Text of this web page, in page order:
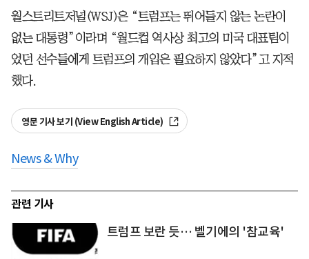
월스트리트저널(WSJ)은 “트럼프는 뛰어들지 않는 논란이
없는 대통령”이라며 “월드컵 역사상 최고의 미국 대표팀이
었던 선수들에게 트럼프의 개입은 필요하지 않았다”고 지적
했다.
영문 기사 보기 (View English Article)
News & Why
관련 기사
트럼프 보란 듯… 벨기에의 '참교육'